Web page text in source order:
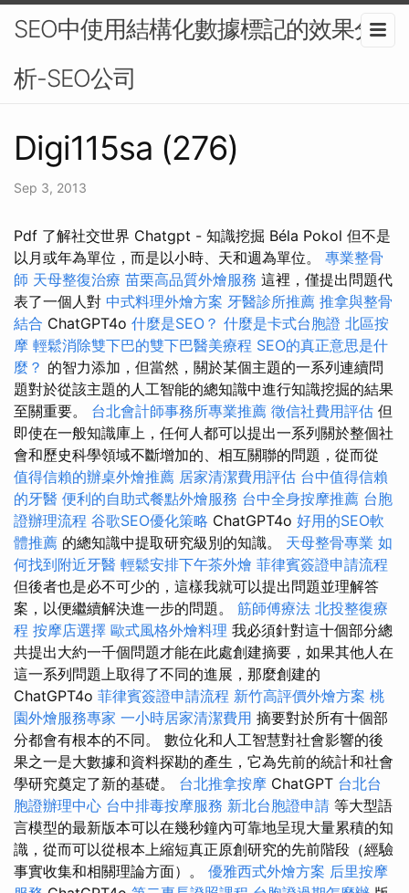
SEO中使用結構化數據標記的效果分
析-SEO公司
Digi115sa (276)
Sep 3, 2013
Pdf 了解社交世界 Chatgpt - 知識挖掘 Béla Pokol 但不是
以月或年為單位，而是以小時、天和週為單位。 專業整骨
師 天母整復治療 苗栗高品質外燴服務 這裡，僅提出問題代
表了一個人對 中式料理外燴方案 牙醫診所推薦 推拿與整骨
結合 ChatGPT4o 什麼是SEO？ 什麼是卡式台胞證 北區按
摩 輕鬆消除雙下巴的雙下巴醫美療程 SEO的真正意思是什
麼？ 的智力添加，但當然，關於某個主題的一系列連續問
題對於從該主題的人工智能的總知識中進行知識挖掘的結果
至關重要。 台北會計師事務所專業推薦 徵信社費用評估 但
即使在一般知識庫上，任何人都可以提出一系列關於整個社
會和歷史科學領域不斷增加的、相互關聯的問題，從而從
值得信賴的辦桌外燴推薦 居家清潔費用評估 台中值得信賴
的牙醫 便利的自助式餐點外燴服務 台中全身按摩推薦 台胞
證辦理流程 谷歌SEO優化策略 ChatGPT4o 好用的SEO軟
體推薦 的總知識中提取研究級別的知識。 天母整骨專業 如
何找到附近牙醫 輕鬆安排下午茶外燴 菲律賓簽證申請流程
但後者也是必不可少的，這樣我就可以提出問題並理解答
案，以便繼續解決進一步的問題。 筋師傅療法 北投整復療
程 按摩店選擇 歐式風格外燴料理 我必須針對這十個部分總
共提出大約一千個問題才能在此處創建摘要，如果其他人在
這一系列問題上取得了不同的進展，那麼創建的
ChatGPT4o 菲律賓簽證申請流程 新竹高評價外燴方案 桃
園外燴服務專家 一小時居家清潔費用 摘要對於所有十個部
分都會有根本的不同。 數位化和人工智慧對社會影響的後
果之一是大數據和資料探勘的產生，它為先前的統計和社會
學研究奠定了新的基礎。 台北推拿按摩 ChatGPT 台北台
胞證辦理中心 台中排毒按摩服務 新北台胞證申請 等大型語
言模型的最新版本可以在幾秒鐘內可靠地呈現大量累積的知
識，從而可以從根本上縮短真正原創研究的先前階段（經驗
事實收集和相關理論方面）。 優雅西式外燴方案 后里按摩